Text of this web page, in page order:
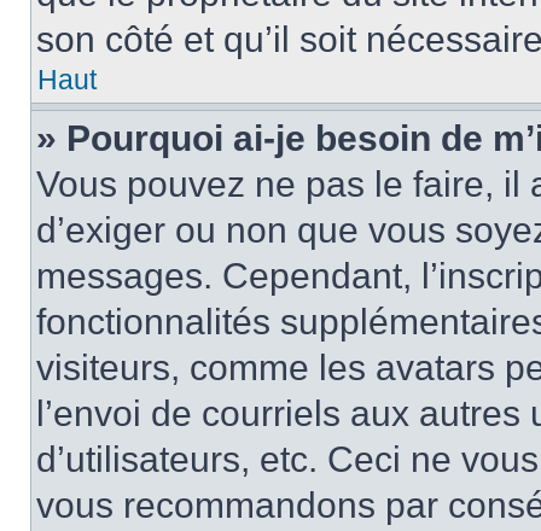
son côté et qu’il soit
Haut
» Pourquoi ai-je besoin de
Vous pouvez ne pas le faire, il
d’exiger ou non que vous
messages. Cependant,
fonctionnalités
visiteurs, comme les avatars
l’envoi de courriels aux
d’utilisateurs, etc. Ceci ne
vous recommandons par